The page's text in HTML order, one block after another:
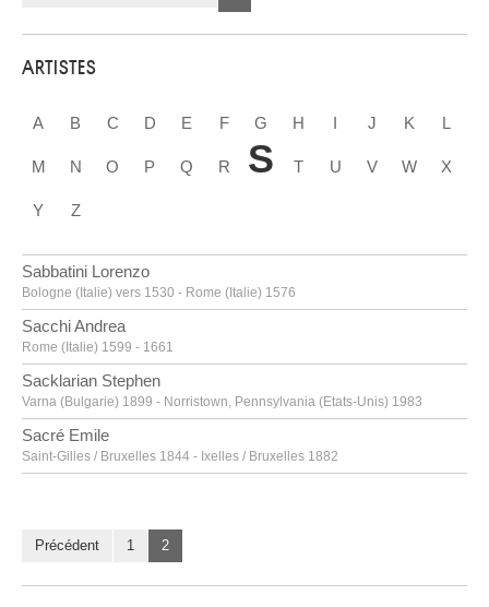
ARTISTES
A B C D E F G H I J K L
M N O P Q R S T U V W X
Y Z
Sabbatini Lorenzo
Bologne (Italie) vers 1530 - Rome (Italie) 1576
Sacchi Andrea
Rome (Italie) 1599 - 1661
Sacklarian Stephen
Varna (Bulgarie) 1899 - Norristown, Pennsylvania (Etats-Unis) 1983
Sacré Emile
Saint-Gilles / Bruxelles 1844 - Ixelles / Bruxelles 1882
Saenredam Pieter Jansz.
Assendelft (Pays-Bas) 1597 - Haarlem (Pays-Bas) 1665
Précédent 1 2